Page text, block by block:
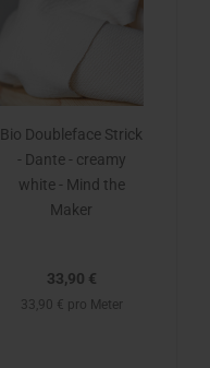
Bio Doubleface Strick
- Dante - creamy
white - Mind the
Maker
33,90 €
33,90 € pro Meter